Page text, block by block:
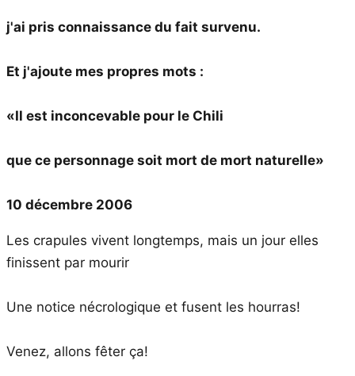
j'ai pris connaissance du fait survenu.
Et j'ajoute mes propres mots :
«Il est inconcevable pour le Chili
que ce personnage soit mort de mort naturelle»
10 décembre 2006
Les crapules vivent longtemps, mais un jour elles
finissent par mourir
Une notice nécrologique et fusent les hourras!
Venez, allons fêter ça!